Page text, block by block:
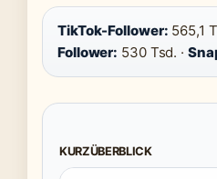
TikTok-Follower: 565,1
Follower: 530 Tsd. ·
KURZÜBERBLICK